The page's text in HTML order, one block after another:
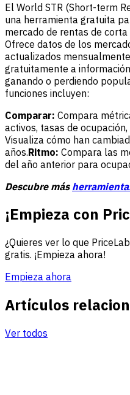
El World STR (Short-term
una herramienta gratuita
mercado de rentas de
Ofrece datos de los
actualizados
gratuitamente a
ganando o perdiendo
funciones incluyen:
Comparar: Compara
activos, tasas de ocupación,
Visualiza cómo han
años.Ritmo: Compara las
del año anterior para
Descubre más
¡Empieza con
¿Quieres ver lo que
gratis. ¡Empieza ahora!
Empieza ahora
Artículos
Ver todos